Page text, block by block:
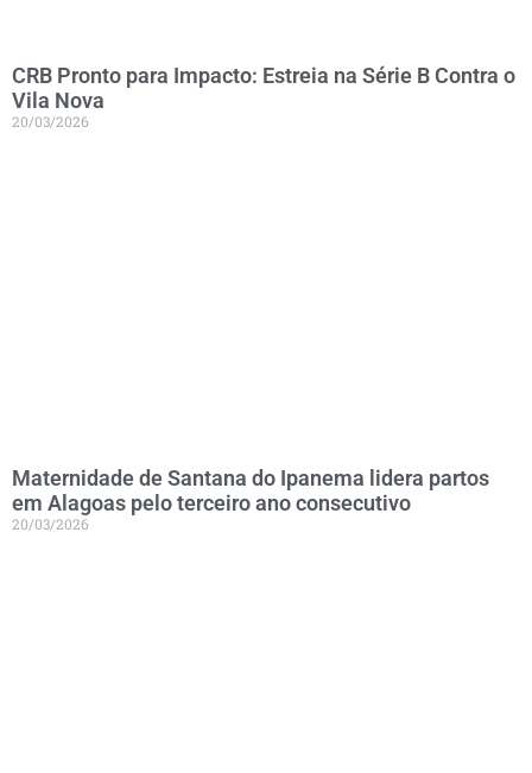
CRB Pronto para Impacto: Estreia na Série B Contra o
Vila Nova
20/03/2026
Maternidade de Santana do Ipanema lidera partos
em Alagoas pelo terceiro ano consecutivo
20/03/2026